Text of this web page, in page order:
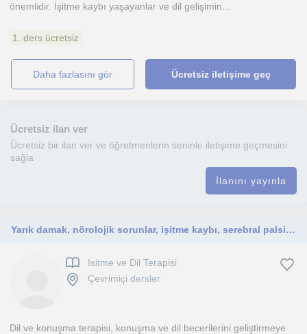
önemlidir. İşitme kaybı yaşayanlar ve dil gelişimin...
1. ders ücretsiz
daha fazlasını gör Ücretsiz iletişime geç
Ücretsiz ilan ver
Ücretsiz bir ilan ver ve öğretmenlerin seninle iletişime geçmesini
sağla
İlanını yayınla
Yarık damak, nörolojik sorunlar, işitme kaybı, serebral palsi, otizm spektrum bozuklukları, down sendromu, diş problemleri olanlar
Isitme ve Dil Terapisi
Çevrimiçi dersler
Dil ve konuşma terapisi, konuşma ve dil becerilerini geliştirmeye